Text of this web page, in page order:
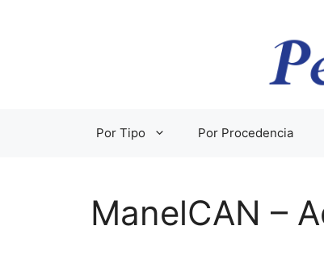
Por Tipo Por Procedencia
ManelCAN –